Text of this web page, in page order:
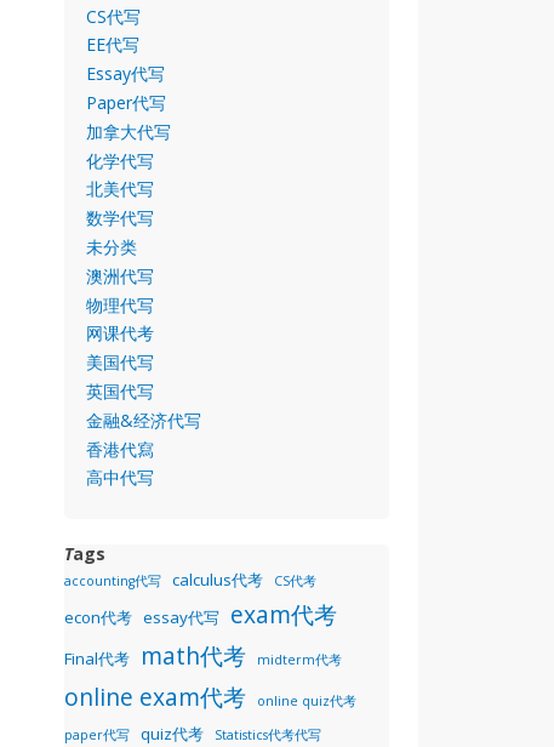
CS代写
EE代写
Essay代写
Paper代写
加拿大代写
化学代写
北美代写
数学代写
未分类
澳洲代写
物理代写
网课代考
美国代写
英国代写
金融&经济代写
香港代寫
高中代写
Tags
accounting代写 calculus代考 CS代考
econ代考 essay代写 exam代考
Final代考 math代考 midterm代考
online exam代考
online quiz代考
paper代写
quiz代考
Statistics代考代写